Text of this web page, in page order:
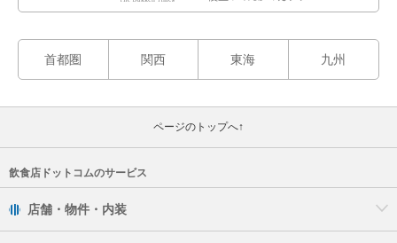
吹田市
泉大津市
首都圏 関西 東海 九州
ページのトップへ↑
飲食店ドットコムのサービス
店舗・物件・内装